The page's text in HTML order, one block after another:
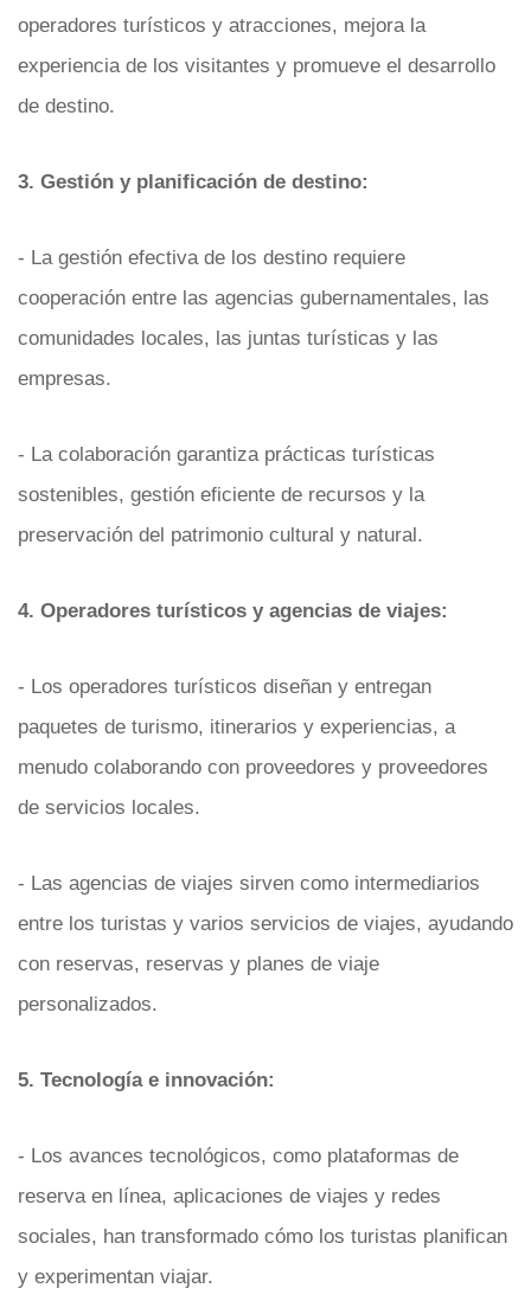
operadores turísticos y atracciones, mejora la
experiencia de los visitantes y promueve el desarrollo
de destino.
3. Gestión y planificación de destino:
- La gestión efectiva de los destino requiere
cooperación entre las agencias gubernamentales, las
comunidades locales, las juntas turísticas y las
empresas.
- La colaboración garantiza prácticas turísticas
sostenibles, gestión eficiente de recursos y la
preservación del patrimonio cultural y natural.
4. Operadores turísticos y agencias de viajes:
- Los operadores turísticos diseñan y entregan
paquetes de turismo, itinerarios y experiencias, a
menudo colaborando con proveedores y proveedores
de servicios locales.
- Las agencias de viajes sirven como intermediarios
entre los turistas y varios servicios de viajes, ayudando
con reservas, reservas y planes de viaje
personalizados.
5. Tecnología e innovación:
- Los avances tecnológicos, como plataformas de
reserva en línea, aplicaciones de viajes y redes
sociales, han transformado cómo los turistas planifican
y experimentan viajar.